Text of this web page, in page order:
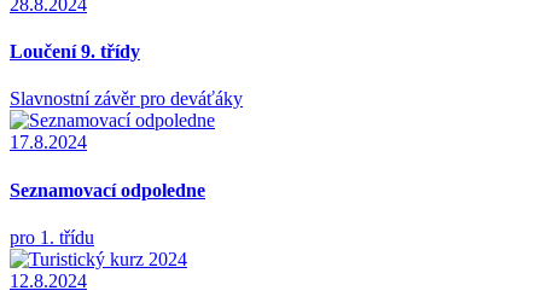
Loučení 9. třídy
Slavnostní závěr pro deváťáky
17.8.2024
Seznamovací odpoledne
pro 1. třídu
12.8.2024